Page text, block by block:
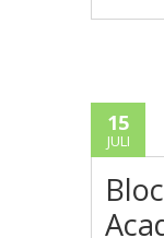
15
JULI